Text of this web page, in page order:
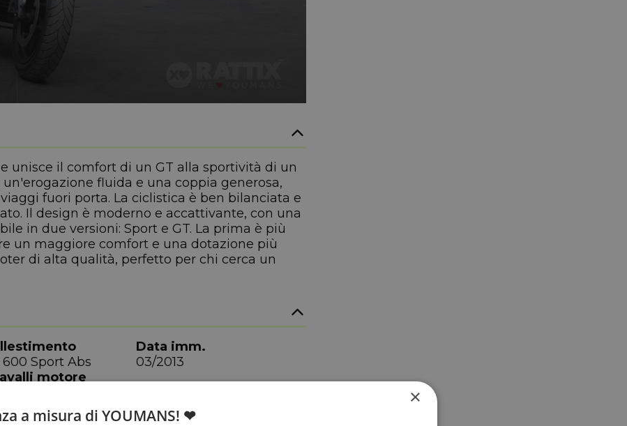
unisce il comfort di un GT alla sportività di un
fluida e una coppia generosa,
fuori porta. La ciclistica è ben bilanciata e
Il design è moderno e accattivante, con una
in due versioni: Sport e GT. La prima è più
un maggiore comfort e una dotazione più
di alta qualità, perfetto per chi cerca un
600 Sport Abs
Data imm.
03/2013
motore
×
a misura di YOUMANS! ❤